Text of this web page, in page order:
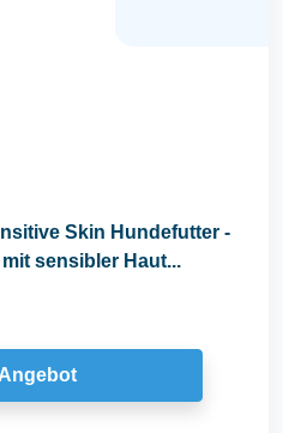
Skin Hundefutter -
sensibler Haut...